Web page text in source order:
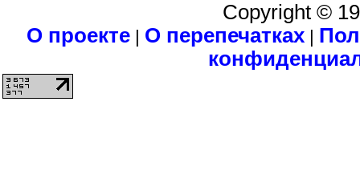
Copyright ©
О проекте| О перепечатках|